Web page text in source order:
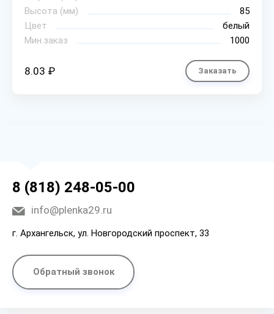
Высота (мм)
85
Цвет
белый
Мин.заказ
1000
8.03 ₽ Заказать
8 (818) 248-05-00
info@plenka29.ru
г. Архангельск, ул. Новгородский проспект, 33
Обратный звонок